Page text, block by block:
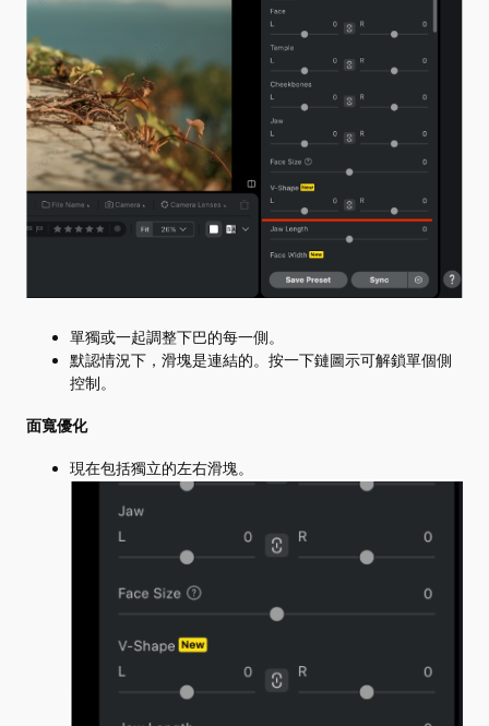
單獨或一起調整下巴的每一側。
默認情況下，滑塊是連結的。按一下鏈圖示可解鎖單個側
控制。
面寬優化
現在包括獨立的左右滑塊。